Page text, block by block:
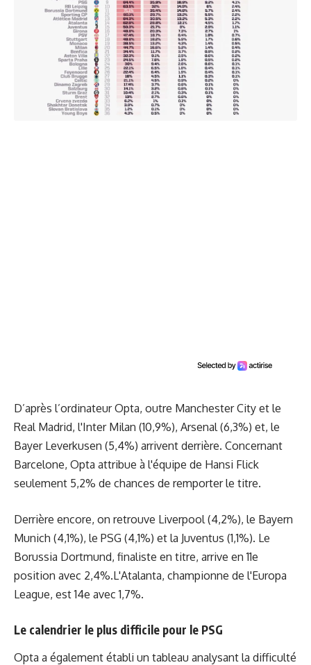
D’après l’ordinateur Opta, outre Manchester City et le
Real Madrid, l'Inter Milan (10,9%), Arsenal (6,3%) et, le
Bayer Leverkusen (5,4%) arrivent derrière. Concernant
Barcelone, Opta attribue à l'équipe de Hansi Flick
seulement 5,2% de chances de remporter le titre.
Derrière encore, on retrouve Liverpool (4,2%), le Bayern
Munich (4,1%), le PSG (4,1%) et la Juventus (1,1%). Le
Borussia Dortmund, finaliste en titre, arrive en 11e
position avec 2,4%.L'Atalanta, championne de l'Europa
League, est 14e avec 1,7%.
Le calendrier le plus difficile pour le PSG
Opta a également établi un tableau analysant la difficulté